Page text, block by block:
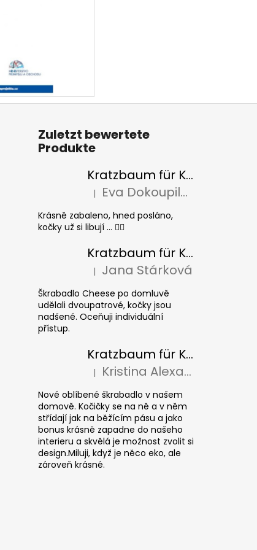
Zuletzt bewertete
Produkte
Kratzbaum für Katzen BASIC Colour
Die Produktbewertung beträgt 5 von 5
| Eva Dokoupilová
Krásně zabaleno, hned posláno,
kočky už si libují ... 👍🏻
Kratzbaum für Katzen CHEESE ELIPSE colour
Die Produktbewertung beträgt 5 von 5
| Jana Stárková
Škrabadlo Cheese po domluvě
udělali dvoupatrové, kočky jsou
nadšené. Oceňuji individuální
přístup.
Kratzbaum für Katzen CUBE Colour
Die Produktbewertung beträgt 5 von 5
| Kristina Alexandrová
Nové oblíbené škrabadlo v našem
domově. Kočičky se na ně a v něm
střídají jak na běžícím pásu a jako
bonus krásně zapadne do našeho
interieru a skvělá je možnost zvolit si
design.Miluji, když je něco eko, ale
zároveň krásné.